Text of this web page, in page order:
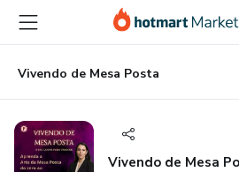
para
conteúdo
principal
para
pagamento
para
rodapé
Vivendo de Mesa Posta
Vivendo de Mesa